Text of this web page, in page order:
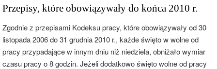
Przepisy, które obowiązywały do końca 2010 r.
Zgodnie z przepisami Kodeksu pracy, które obowiązywały od 30
listopada 2006 do 31 grudnia 2010 r., każde święto w wolne od
pracy przypadające w innym dniu niż niedziela, obniżało wymiar
czasu pracy o 8 godzin. Jeżeli dodatkowo święto wolne od pracy